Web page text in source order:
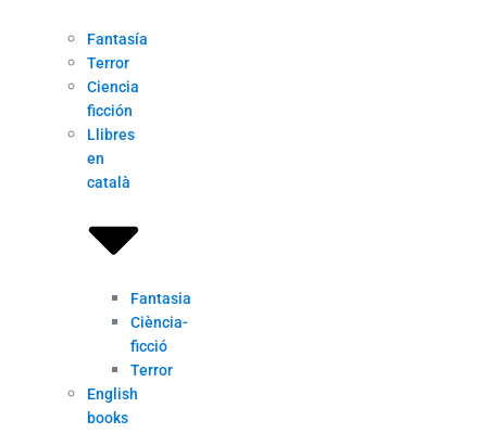
Fantasía
Terror
Ciencia
ficción
Llibres
en
català
Fantasia
Ciència-
ficció
Terror
English
books